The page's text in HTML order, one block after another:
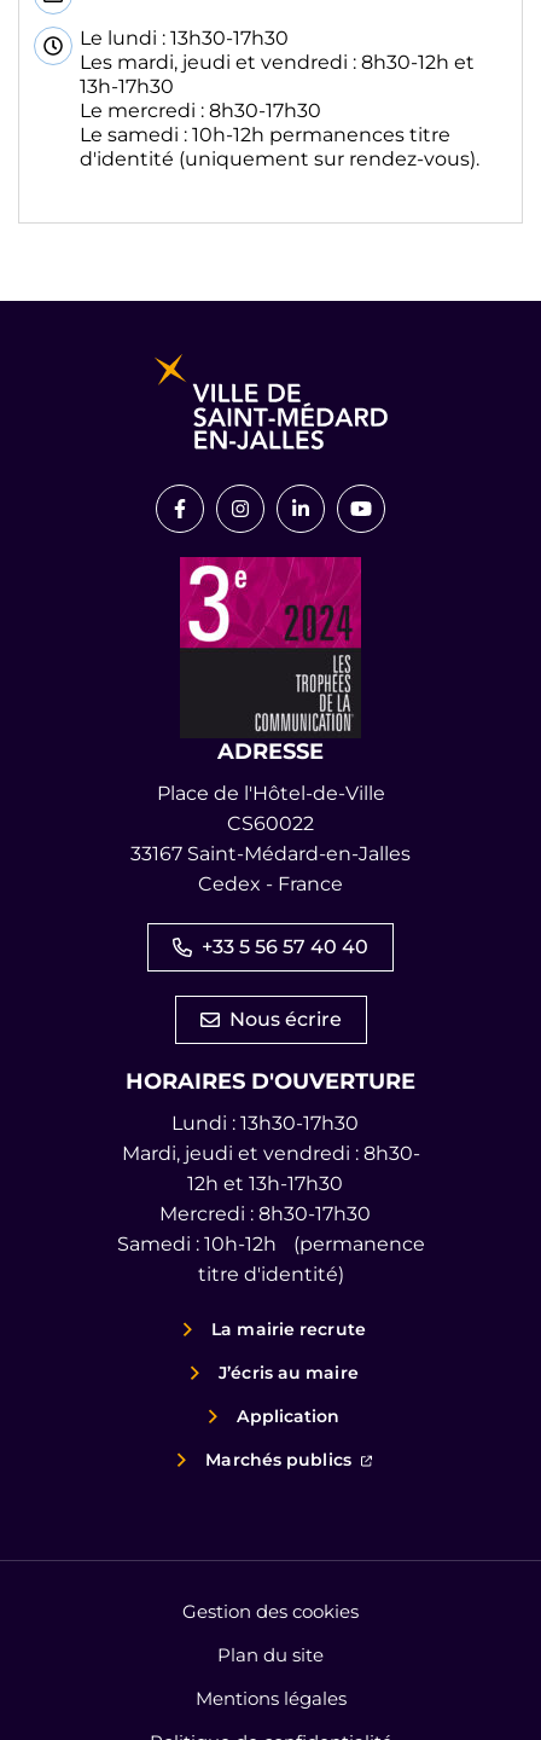
Le lundi : 13h30-17h30
Les mardi, jeudi et vendredi : 8h30-12h et
13h-17h30
Le mercredi : 8h30-17h30
Le samedi : 10h-12h permanences titre
d'identité (uniquement sur rendez-vous).
Lien vers le compte Facebook
Lien vers le compte Instagram
Lien vers le compte
Lien vers la
ADRESSE
Place de l'Hôtel-de-Ville
CS60022
33167 Saint-Médard-en-Jalles
Cedex - France
+33 5 56 57 40 40
Nous écrire
HORAIRES D'OUVERTURE
Lundi : 13h30-17h30
Mardi, jeudi et vendredi : 8h30-
12h et 13h-17h30
Mercredi : 8h30-17h30
Samedi : 10h-12h (permanence
titre d'identité)
La mairie recrute
J’écris au maire
Application
Marchés publics
(ouverture dans
Gestion des cookies
Plan du site
Mentions légales